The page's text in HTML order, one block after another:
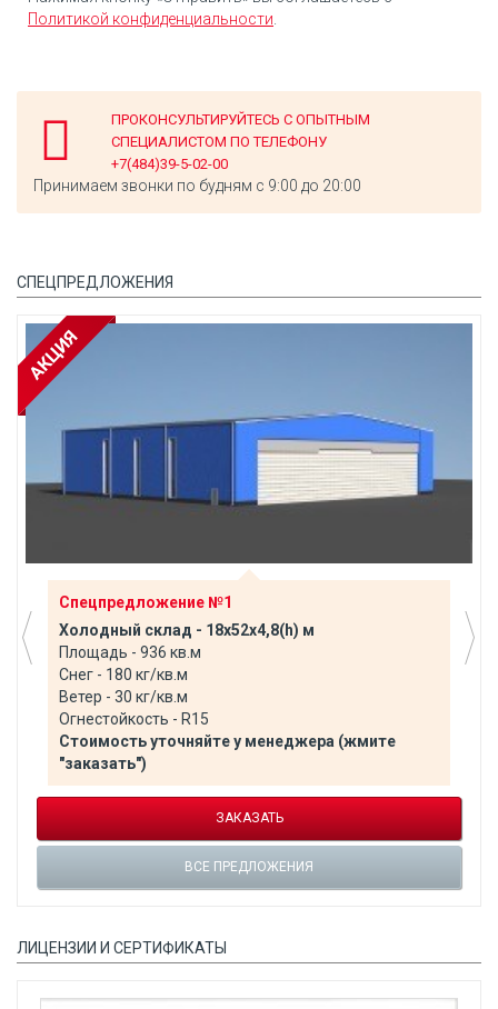
Политикой конфиденциальности
ПРОКОНСУЛЬТИРУЙТЕСЬ С ОПЫТНЫМ
СПЕЦИАЛИСТОМ ПО ТЕЛЕФОНУ
+7(484)39-5-02-00
Принимаем звонки по будням с 9:00 до 20:00
СПЕЦПРЕДЛОЖЕНИЯ
Спецпредложение №1
Холодный склад - 18х52х4,8(h) м
Площадь - 936 кв.м
Снег - 180 кг/кв.м
Ветер - 30 кг/кв.м
Огнестойкость - R15
Стоимость уточняйте у менеджера (жмите
"заказать")
ЗАКАЗАТЬ
ВСЕ ПРЕДЛОЖЕНИЯ
ЛИЦЕНЗИИ И СЕРТИФИКАТЫ